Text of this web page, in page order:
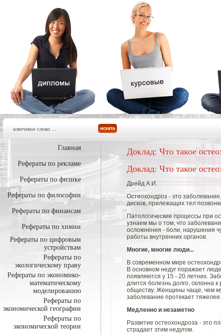
Главная
Рефераты по рекламе
Рефераты по физике
Рефераты по философии
Рефераты по финансам
Рефераты по химии
Рефераты по цифровым
устройствам
Рефераты по
экологическому праву
Рефераты по экономико-
математическому
моделированию
Рефераты по
экономической географии
Рефераты по
экономической теории
Доклад: Что такое
Доклад: Что такое
Дрейд А.И.
Остеохондроз - это
дисков, прилежащих тел
Патологические процессы при
узнаем мы о том, что
осложнения - боли, нарушения
работы внутренних органов.
Многие, многие люди...
В современном мире
В основном недуг поражает
появляются у 15 - 20 летних.
длится болезнь долго, склонна
обществу. Женщины чаще, чем
заболевание протекает тяжелее.
Медленно и незаметно
Развитие остеохондроза - это
страдает этим недугом.